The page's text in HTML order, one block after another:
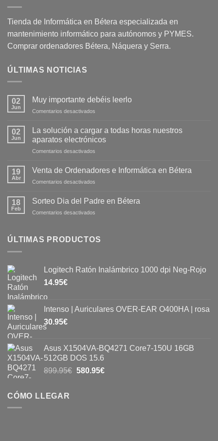
Tienda de Informática en Bétera especializada en
mantenimiento informático para autónomos y PYMES.
Comprar ordenadores Bétera, Náquera y Serra.
ÚLTIMAS NOTICIAS
02
Jun
Muy importante debéis leerlo
Comentarios desactivados
02
Jun
La solución a cargar a todas horas nuestros
aparatos electrónicos
Comentarios desactivados
19
Abr
Venta de Ordenadores e Informática en Bétera
Comentarios desactivados
18
Feb
Sorteo Dia del Padre en Bétera
Comentarios desactivados
ÚLTIMAS PRODUCTOS
Logitech Ratón Inalámbrico 1000 dpi Neg-Rojo
14.95€
Intenso | Auriculares OVER-EAR O400HA | rosa
30.95€
Asus X1504VA-BQ4271 Core7-150U 16GB
512GB DOS 15.6
899.95€ 580.95€
CÓMO LLEGAR